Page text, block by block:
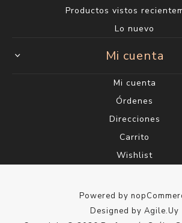
Productos vistos
Lo nuevo
Mi cuenta
Mi cuenta
Órdenes
Direcciones
Carrito
Wishlist
Powered by
Designed by Agile.Uy